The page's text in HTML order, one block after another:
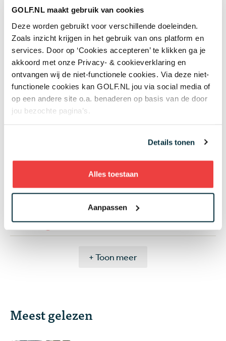
GOLF.NL maakt gebruik van cookies
Deze worden gebruikt voor verschillende doeleinden.
Zoals inzicht krijgen in het gebruik van ons platform en
services. Door op ‘Cookies accepteren’ te klikken ga je
akkoord met onze Privacy- & cookieverklaring en
ontvangen wij de niet-functionele cookies. Via deze niet-
functionele cookies kan GOLF.NL jou via social media of
op een andere site o.a. benaderen op basis van de door
jou bezochte pagina’s.
Details tonen
Alles toestaan
Aanpassen
Topgolf
06 aug
Heb jij te weinig afstand met je driver? Oefen
met het uiteinde van de club tegen je navel
Beter golfen
05 aug
'Mag ik nog steeds drie minuten zoeken als we
het op de tee al eens zijn dat mijn bal in de
hindernis ligt?'
Regels en handicap
Negenvoudig speelster en drievoudig
Solheim Cup
minuten weet je genoeg
Overig nieuws
+ Toon meer
Meest gelezen